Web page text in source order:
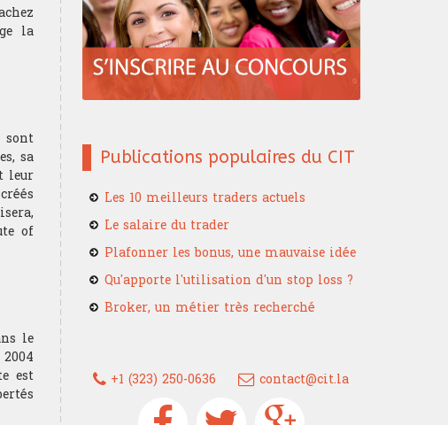
la
sa
leur
of
le
est
Publications populaires du CIT
Les 10 meilleurs traders actuels
Le salaire du trader
Plafonner les bonus, une mauvaise idée
Qu'apporte l'utilisation d'un stop loss ?
Broker, un métier très recherché
+1 (323) 250-0636 contact@cit.la